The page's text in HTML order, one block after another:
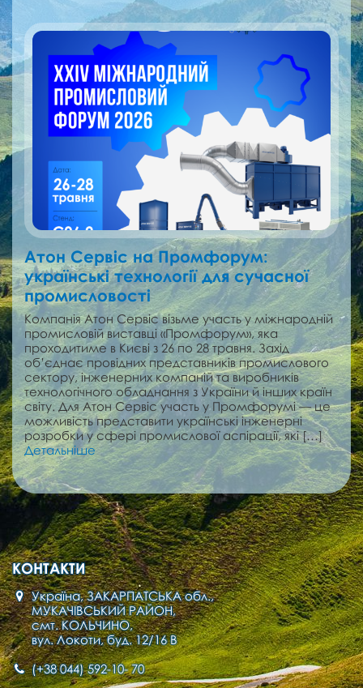
Атон Сервіс на Промфорум:
українські технології для сучасної
промисловості
Компанія Атон Сервіс візьме участь у міжнародній
промисловій виставці «Промфорум», яка
проходитиме в Києві з 26 по 28 травня. Захід
об’єднає провідних представників промислового
сектору, інженерних компаній та виробників
технологічного обладнання з України й інших країн
світу. Для Атон Сервіс участь у Промфорумі — це
можливість представити українські інженерні
розробки у сфері промислової аспірації, які […]
Детальніше
КОНТАКТИ
Україна, ЗАКАРПАТСЬКА обл.,
МУКАЧІВСЬКИЙ РАЙОН,
смт. КОЛЬЧИНО,
вул. Локоти, буд. 12/16 В
(+38 044) 592-10- 70